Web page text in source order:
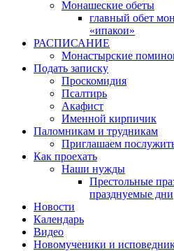
Монашеские обеты
главный обет
«ипакои»
РАСПИСАНИЕ
Монастырские
Подать записку
Проскомидия
Псалтирь
Акафист
Именной кирпичик
Паломникам и трудникам
Приглашаем
Как проехать
Наши нужды
Престольные
празднуемые дни
Новости
Календарь
Видео
Новомученики и